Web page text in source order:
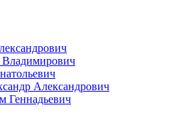
Владимирович
Александрович
Геннадьевич